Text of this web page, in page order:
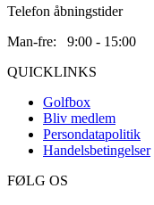
Telefon åbningstider
Man-fre: 9:00 - 15:00
QUICKLINKS
Golfbox
Bliv medlem
Persondatapolitik
Handelsbetingelser
FØLG OS